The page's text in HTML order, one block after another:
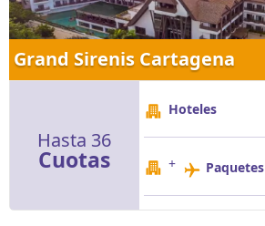
Grand Sirenis Cartagena
Hasta 36
Cuotas
Hoteles
+ Paquetes